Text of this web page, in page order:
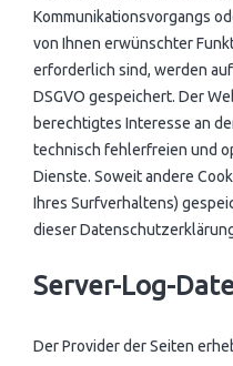
Kommunikationsvorgangs
von Ihnen erwünschter
erforderlich sind, werden
DSGVO gespeichert. Der
berechtigtes Interesse an
technisch fehlerfreien und
Dienste. Soweit andere
Ihres Surfverhaltens)
dieser
Server-Log-
Der Provider der Seiten